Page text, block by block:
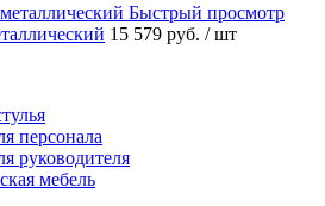
Быстрый просмотр
15 579 руб. / шт
персонала
руководителя
мебель